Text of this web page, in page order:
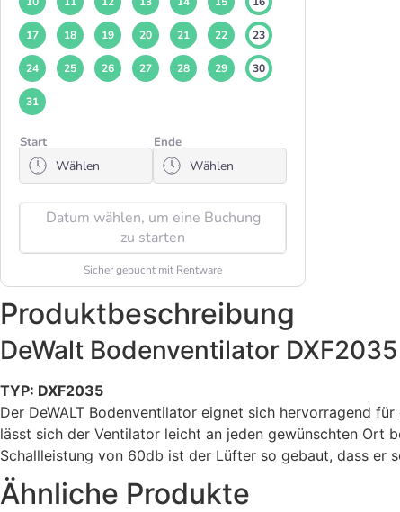
Produktbeschreibung
DeWalt Bodenventilator DXF2035
TYP: DXF2035
Der DeWALT Bodenventilator eignet sich hervorragend
lässt sich der Ventilator leicht an jeden gewünschten Ort
Schallleistung von 60db ist der Lüfter so gebaut, dass er
Ähnliche Produkte